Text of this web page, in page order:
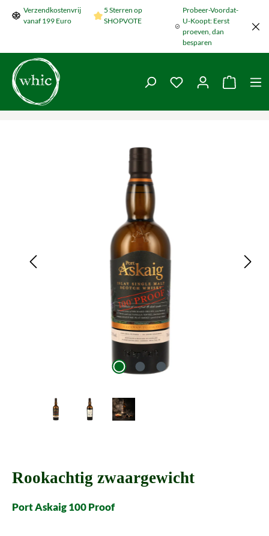
Naar de hoofdinhoud springen
Verzendkostenvrij
vanaf 199 Euro
5 Sterren op
SHOPVOTE
Probeer-Voordat-
U-Koopt: Eerst
proeven, dan
besparen
Je hebt 0 items op
De
Rookachtig zwaargewicht
Port Askaig 100 Proof